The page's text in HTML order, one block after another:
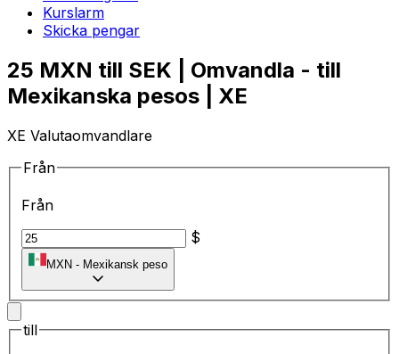
Kurslarm
Skicka pengar
25 MXN till SEK | Omvandla - till
Mexikanska pesos | XE
XE Valutaomvandlare
Från
Från
$
MXN - Mexikansk peso
till